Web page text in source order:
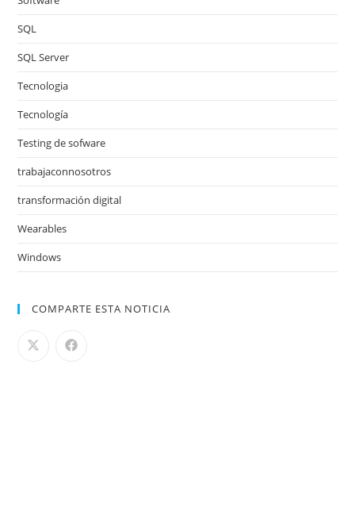
SQL
SQL Server
Tecnologia
Tecnología
Testing de sofware
trabajaconnosotros
transformación digital
Wearables
Windows
COMPARTE ESTA NOTICIA